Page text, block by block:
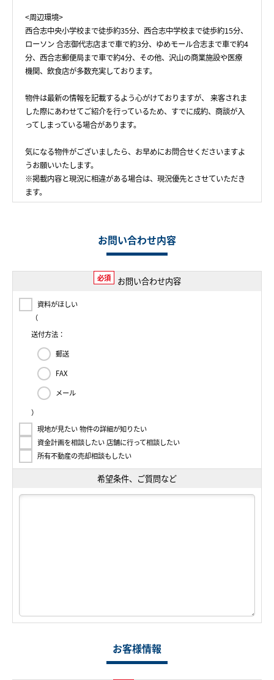
<周辺環境>
西合志中央小学校まで徒歩約35分、西合志中学校まで徒歩約15分、
ローソン 合志御代志店まで車で約3分、ゆめモール合志まで車で約4
分、西合志郵便局まで車で約4分、その他、沢山の商業施設や医療
機関、飲食店が多数充実しております。
物件は最新の情報を記載するよう心がけておりますが、 来客されま
した際にあわせてご紹介を行っているため、すでに成約、商談が入
ってしまっている場合があります。
気になる物件がございましたら、お早めにお問合せくださいますよ
うお願いいたします。
※掲載内容と現況に相違がある場合は、現況優先とさせていただき
ます。
お問い合わせ内容
必須 お問い合わせ内容
資料がほしい
（
送付方法：
郵送
FAX
メール
）
現地が見たい 物件の詳細が知りたい
資金計画を相談したい 店舗に行って相談したい
所有不動産の売却相談もしたい
希望条件、ご質問など
お客様情報